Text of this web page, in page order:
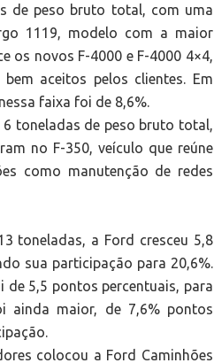
de peso bruto total, com uma
1119, modelo com a maior
os novos F-4000 e F-4000 4×4,
aceitos pelos clientes. Em
faixa foi de 8,6%.
6 toneladas de peso bruto total,
no F-350, veículo que reúne
como manutenção de redes
toneladas, a Ford cresceu 5,8
sua participação para 20,6%.
5,5 pontos percentuais, para
ainda maior, de 7,6% pontos
colocou a Ford Caminhões